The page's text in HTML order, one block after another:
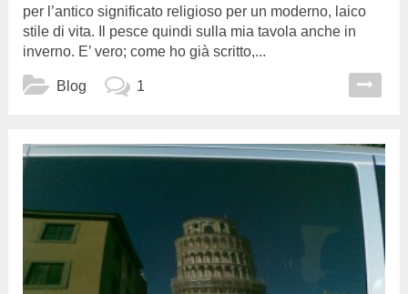
per l’antico significato religioso per un moderno, laico
stile di vita. Il pesce quindi sulla mia tavola anche in
inverno. E’ vero; come ho già scritto,...
Blog 1